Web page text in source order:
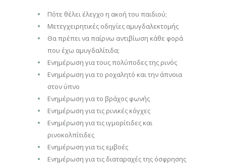
Πότε θέλει έλεγχο η ακοή του παιδιού;
Μετεγχειρητικές οδηγίες αμυγδαλεκτομής
Θα πρέπει να παίρνω αντιβίωση κάθε φορά
που έχω αμυγδαλίτιδα;
Ενημέρωση για τους πολύποδες της ρινός
Ενημέρωση για το ροχαλητό και την άπνοια
στον ύπνο
Ενημέρωση για το βράχος φωνής
Ενημέρωση για τις ρινικές κόγχες
Ενημέρωση για τις ιγμορίτιδες και
ρινοκολπίτιδες
Ενημέρωση για τις εμβοές
Ενημέρωση για τις διαταραχές της όσφρησης